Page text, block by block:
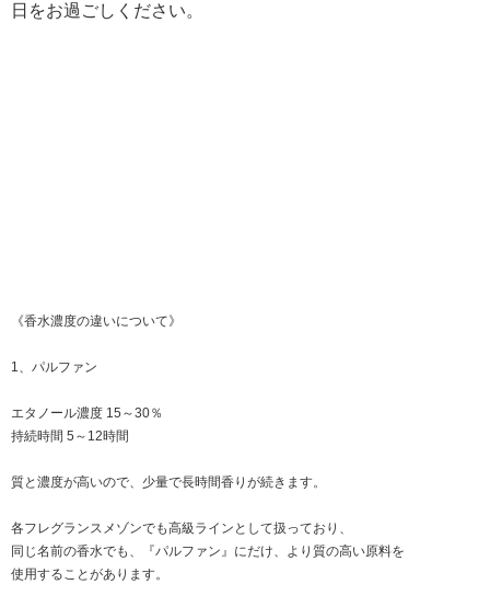
日をお過ごしください。
《香水濃度の違いについて》
1、パルファン
エタノール濃度 15～30％
持続時間 5～12時間
質と濃度が高いので、少量で長時間香りが続きます。
各フレグランスメゾンでも高級ラインとして扱っており、
同じ名前の香水でも、『パルファン』にだけ、より質の高い原料を
使用することがあります。